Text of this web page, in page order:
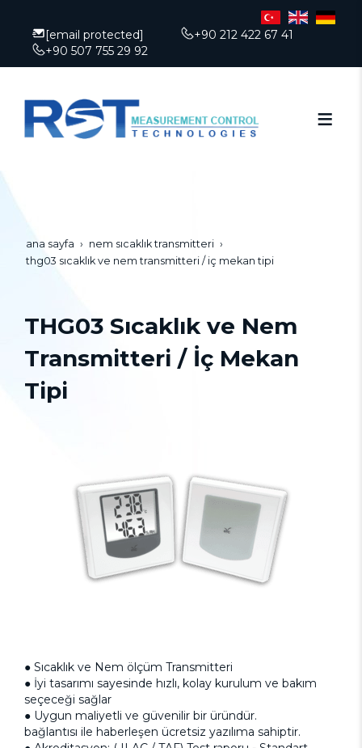
[email protected]
+90 212 422 67 41
+90 507 755 29 92
ana sayfa
nem sıcaklık transmitteri
thg03 sıcaklık ve nem transmitteri / i̇ç mekan tipi
THG03 Sıcaklık ve Nem
Transmitteri / İç Mekan
Tipi
● Sıcaklık ve Nem ölçüm Transmitteri
● İyi tasarımı sayesinde hızlı, kolay kurulum ve bakım
seçeceği sağlar
● Uygun maliyetli ve güvenilir bir üründür.
bağlantısı ile haberleşen ücretsiz yazılıma sahiptir.